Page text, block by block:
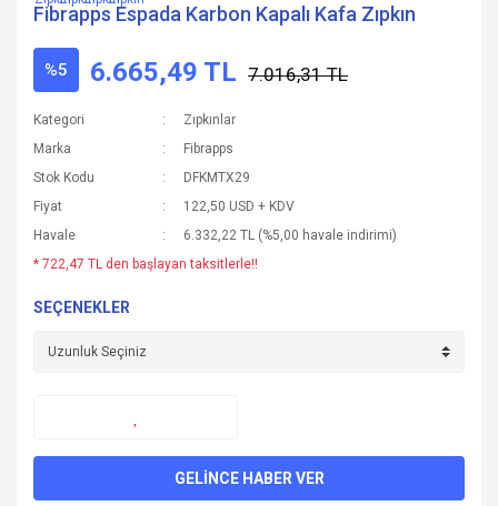
Fibrapps Espada Karbon Kapalı Kafa Zıpkın
%5 6.665,49 TL 7.016,31 TL
Kategori
Zıpkınlar
Marka
Fibrapps
Stok Kodu
DFKMTX29
Fiyat
122,50 USD + KDV
Havale
6.332,22 TL (%5,00 havale indirimi)
* 722,47 TL den başlayan taksitlerle!!
SEÇENEKLER
GELİNCE HABER VER